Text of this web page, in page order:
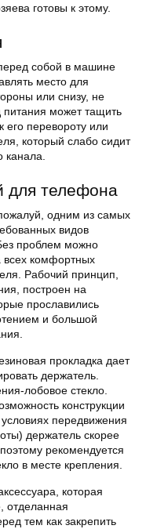
готовы к этому.
собой в машине
место для
или снизу, не
питания может тащить
его перевороту или
который слабо сидит
канала.
для телефона
одним из самых
видов
проблем можно
всех комфортных
Рабочий принцип,
построен на
прославились
и большой
прокладка дает
держатель.
лобовое стекло.
конструкции
передвижения
держатель скорее
рекомендуется
в месте крепления.
которая
отделанная
тем как закрепить